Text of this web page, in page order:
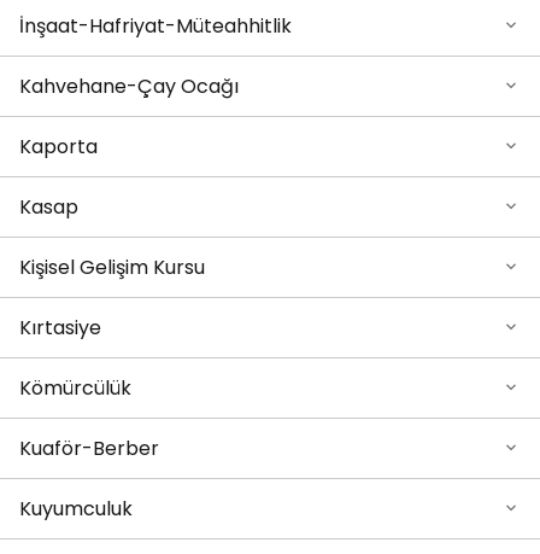
İnşaat-Hafriyat-Müteahhitlik
Kahvehane-Çay Ocağı
Kaporta
Kasap
Kişisel Gelişim Kursu
Kırtasiye
Kömürcülük
Kuaför-Berber
Kuyumculuk